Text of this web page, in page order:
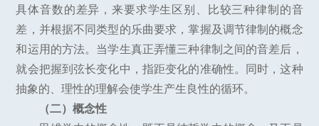
具体音数的差异，来要求学生区别、比较三种律制的音
差，并根据不同类型的乐曲要求，掌握及调节律制的概念
和运用的方法。当学生真正弄懂三种律制之间的音差后，
就会把握到弦长变化中，指距变化的准确性。同时，这种
抽象的、理性的理解会使学生产生良性的循环。
（二）概念性